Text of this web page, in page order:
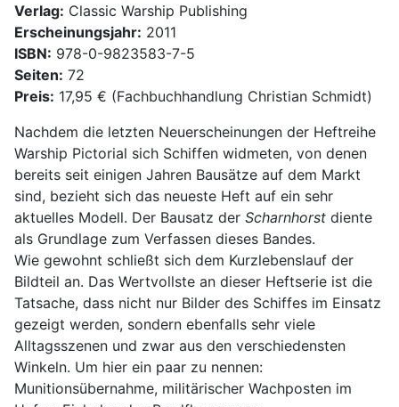
Verlag: Classic Warship Publishing
Erscheinungsjahr: 2011
ISBN: 978-0-9823583-7-5
Seiten: 72
Preis: 17,95 € (Fachbuchhandlung Christian Schmidt)
Nachdem die letzten Neuerscheinungen der Heftreihe
Warship Pictorial sich Schiffen widmeten, von denen
bereits seit einigen Jahren Bausätze auf dem Markt
sind, bezieht sich das neueste Heft auf ein sehr
aktuelles Modell. Der Bausatz der Scharnhorst diente
als Grundlage zum Verfassen dieses Bandes.
Wie gewohnt schließt sich dem Kurzlebenslauf der
Bildteil an. Das Wertvollste an dieser Heftserie ist die
Tatsache, dass nicht nur Bilder des Schiffes im Einsatz
gezeigt werden, sondern ebenfalls sehr viele
Alltagsszenen und zwar aus den verschiedensten
Winkeln. Um hier ein paar zu nennen:
Munitionsübernahme, militärischer Wachposten im